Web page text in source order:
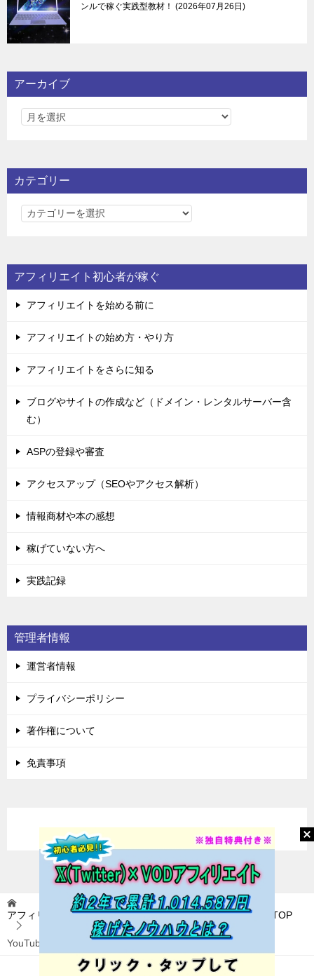
ンルで稼ぐ実践型教材！
2026年07月26日
アーカイブ
カテゴリー
カ
リ
ー
アフィリエイト初心者が稼ぐ
アフィリエイトを始める前に
アフィリエイトの始め方・やり方
アフィリエイトをさらに知る
ブログやサイトの作成など（ドメイン・レンタルサーバー含
む）
ASPの登録や審査
アクセスアップ（SEOやアクセス解析）
情報商材や本の感想
稼げていない方へ
実践記録
管理者情報
運営者情報
プライバシーポリシー
著作権について
免責事項
アフィリエイトに挑戦(アフィ挑) 〜稼いで自由を目指す〜 TOP
YouTube